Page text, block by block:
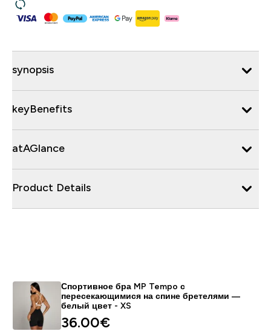
synopsis
keyBenefits
atAGlance
Product Details
Спортивное бра MP Tempo с
пересекающимися на спине бретелями ―
белый цвет - XS
36.00€‎